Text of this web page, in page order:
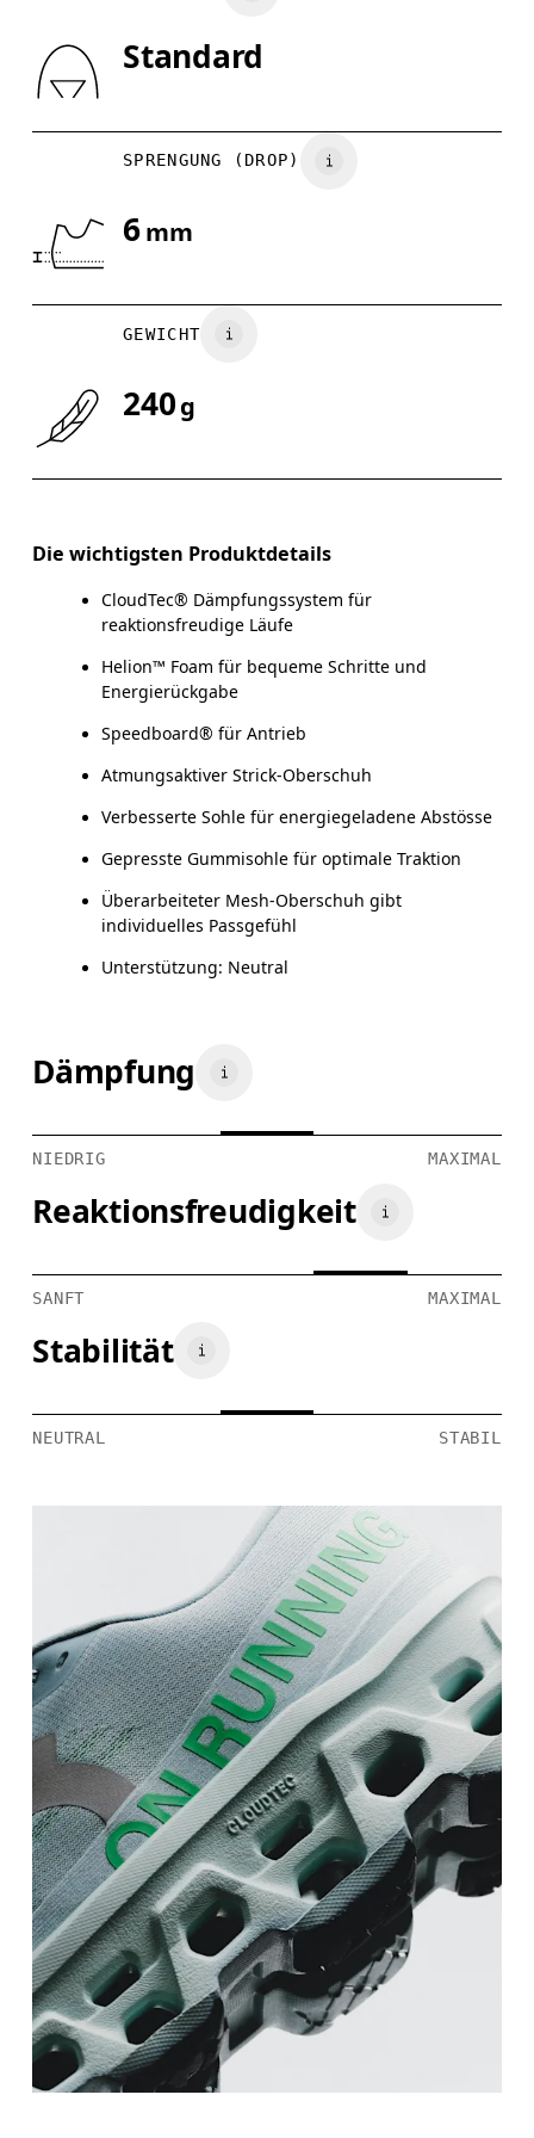
Horizontal verschieben, um mehr zu sehen
Standard
SPRENGUNG (DROP)
6mm
GEWICHT
240g
Die wichtigsten Produktdetails
CloudTec® Dämpfungssystem für
reaktionsfreudige Läufe
Helion™ Foam für bequeme Schritte und
Energierückgabe
Speedboard® für Antrieb
Atmungsaktiver Strick-Oberschuh
Verbesserte Sohle für energiegeladene Abstösse
Gepresste Gummisohle für optimale Traktion
Überarbeiteter Mesh-Oberschuh gibt
individuelles Passgefühl
Unterstützung: Neutral
Dämpfung
NIEDRIG MAXIMAL
Reaktionsfreudigkeit
SANFT MAXIMAL
Stabilität
NEUTRAL STABIL